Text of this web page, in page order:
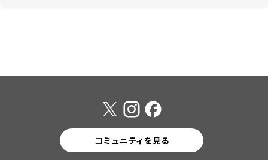
コミュニティを見る